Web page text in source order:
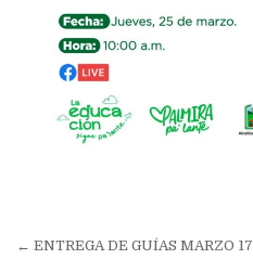
Navegación
← ENTREGA DE GUÍAS MARZO 17